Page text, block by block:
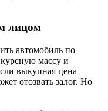
лицом
автомобиль по
массу и
выкупная цена
отозвать залог. Но